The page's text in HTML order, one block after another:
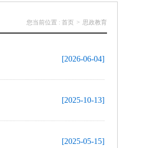
您当前位置 : 首页 > 思政教育
[2026-06-04]
[2025-10-13]
[2025-05-15]